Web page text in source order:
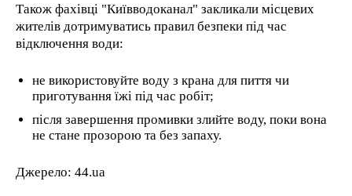
Також фахівці "Київводоканал" закликали місцевих
жителів дотримуватись правил безпеки під час
відключення води:
не використовуйте воду з крана для пиття чи
приготування їжі під час робіт;
після завершення промивки злийте воду, поки вона
не стане прозорою та без запаху.
Джерело: 44.ua